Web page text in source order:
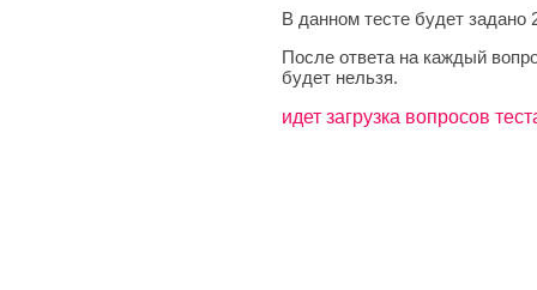
В данном тесте будет задано
После ответа на каждый
будет нельзя.
идет загрузка вопросов